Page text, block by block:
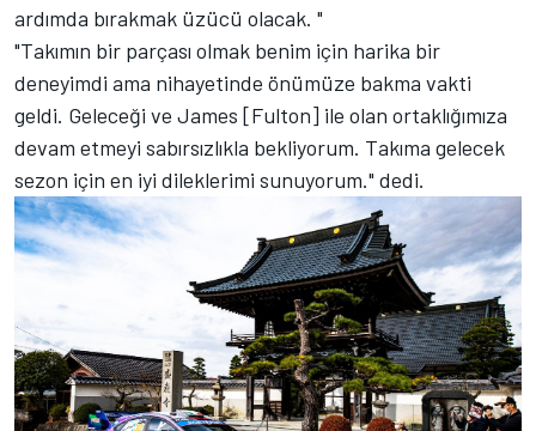
ardımda bırakmak üzücü olacak. "
"Takımın bir parçası olmak benim için harika bir
deneyimdi ama nihayetinde önümüze bakma vakti
geldi. Geleceği ve James [Fulton] ile olan ortaklığımıza
devam etmeyi sabırsızlıkla bekliyorum. Takıma gelecek
sezon için en iyi dileklerimi sunuyorum." dedi.